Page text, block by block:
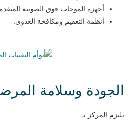
أجهزة الموجات فوق الصوتية
أنظمة التعقيم ومكافحة العدوى.
الجودة وسلامة
يلتزم المركز بـ: